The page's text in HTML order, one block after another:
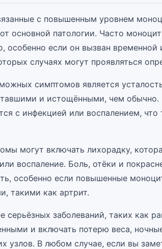
с повышенным уровнем
основной патологии. Часто
особенно если он вызван
случаях могут проявляться
симптомов является
и истощёнными, чем обычно.
с инфекцией или воспалением, что
могут включать лихорадку,
воспаление. Боль, отёки и
особенно если повышенные
такими как артрит.
серьёзных заболеваний, таких как
и включать потерю веса,
узлов. В любом случае, если вы